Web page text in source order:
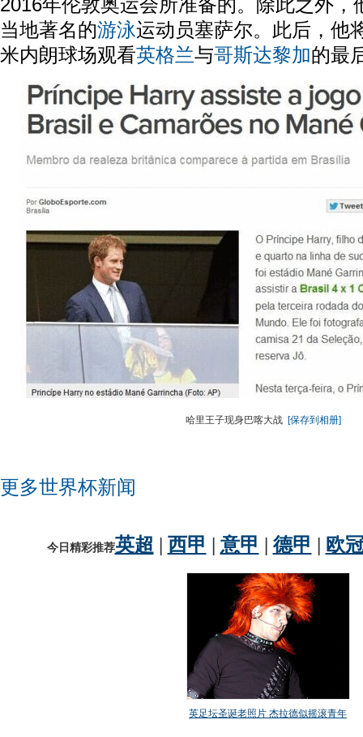
2016年伦敦奥运会所准备的。除此之外，
当地著名的游泳运动员塞萨尔。此后，他
米内朗球场观看英格兰与哥斯达黎加的最
哈里王子现身巴喀大战 [保存到相册]
更多世界杯新闻